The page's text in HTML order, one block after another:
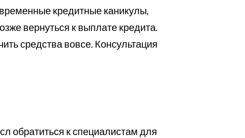
кредитные каникулы,
вернуться к выплате кредита.
средства вовсе. Консультация
обратиться к специалистам для